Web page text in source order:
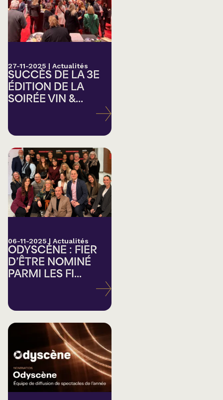
27-11-2025 | Actualités
SUCCÈS DE LA 3E
ÉDITION DE LA
SOIRÉE VIN &...
06-11-2025 | Actualités
ODYSCÈNE : FIER
D’ÊTRE NOMINÉ
PARMI LES FI...